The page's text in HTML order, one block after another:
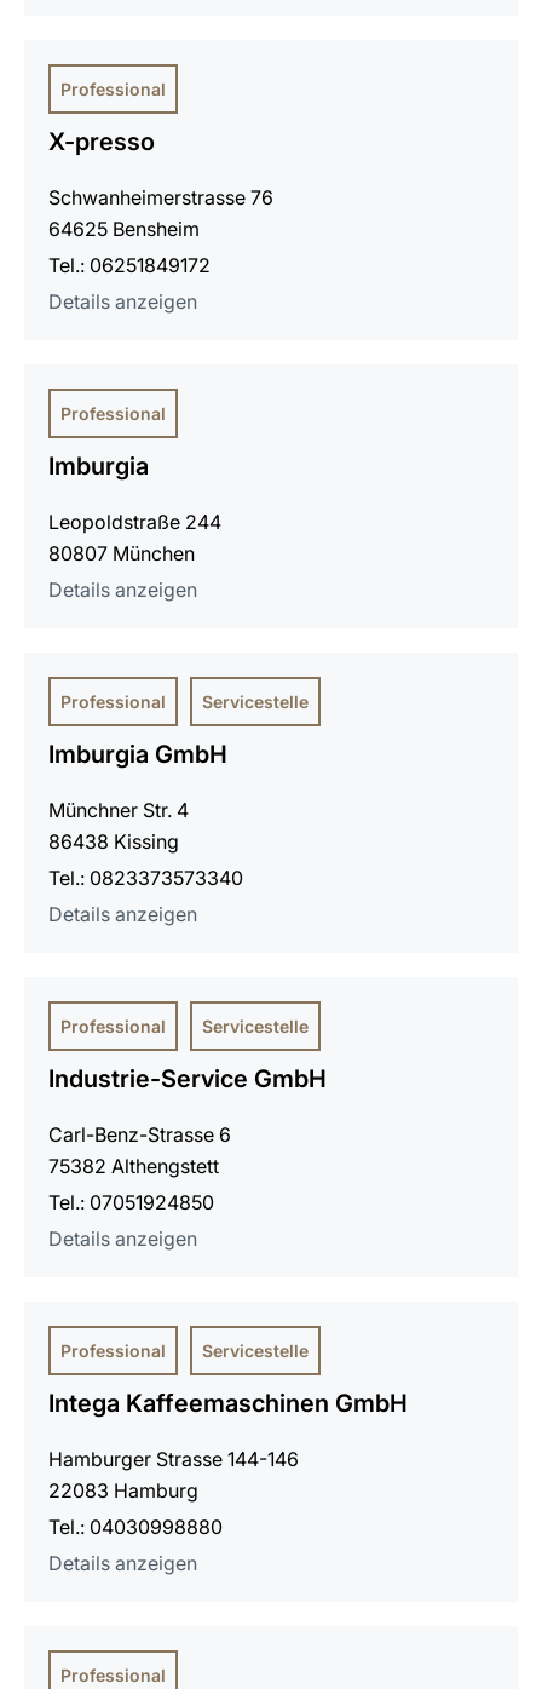
Professional
X-presso
Schwanheimerstrasse 76
64625 Bensheim
Tel.: 06251849172
Details anzeigen
Professional
Imburgia
Leopoldstraße 244
80807 München
Details anzeigen
Professional Servicestelle
Imburgia GmbH
Münchner Str. 4
86438 Kissing
Tel.: 0823373573340
Details anzeigen
Professional Servicestelle
Industrie-Service GmbH
Carl-Benz-Strasse 6
75382 Althengstett
Tel.: 07051924850
Details anzeigen
Professional Servicestelle
Intega Kaffeemaschinen GmbH
Hamburger Strasse 144-146
22083 Hamburg
Tel.: 04030998880
Details anzeigen
Professional